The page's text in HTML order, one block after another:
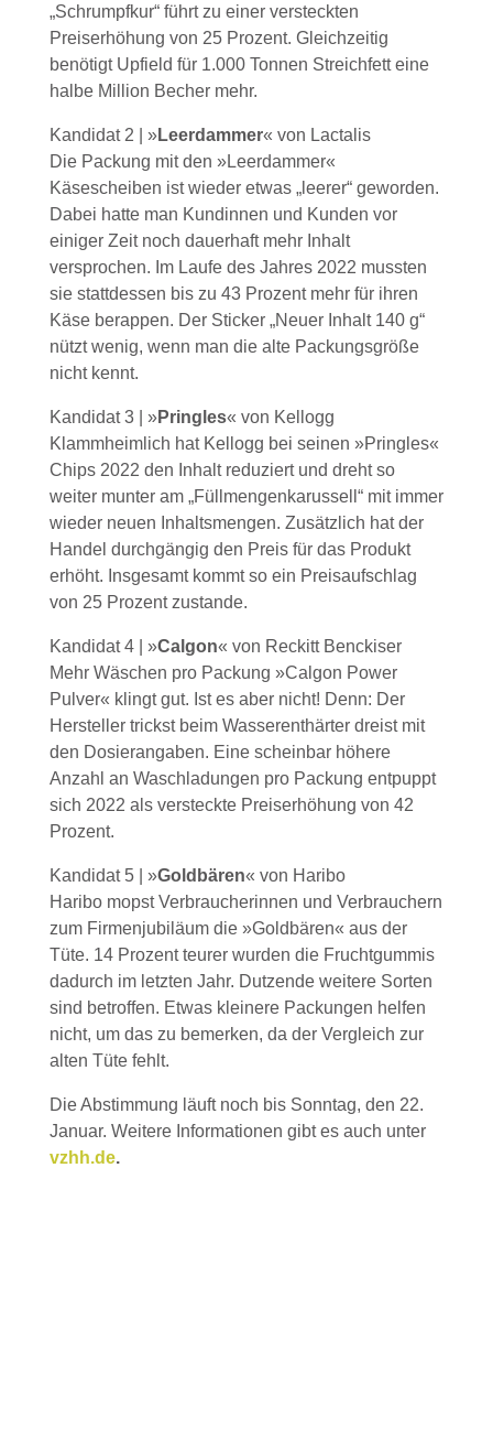
„Schrumpfkur“ führt zu einer versteckten
Preiserhöhung von 25 Prozent. Gleichzeitig
benötigt Upfield für 1.000 Tonnen Streichfett eine
halbe Million Becher mehr.
Kandidat 2 | »Leerdammer« von Lactalis
Die Packung mit den »Leerdammer«
Käsescheiben ist wieder etwas „leerer“ geworden.
Dabei hatte man Kundinnen und Kunden vor
einiger Zeit noch dauerhaft mehr Inhalt
versprochen. Im Laufe des Jahres 2022 mussten
sie stattdessen bis zu 43 Prozent mehr für ihren
Käse berappen. Der Sticker „Neuer Inhalt 140 g“
nützt wenig, wenn man die alte Packungsgröße
nicht kennt.
Kandidat 3 | »Pringles« von Kellogg
Klammheimlich hat Kellogg bei seinen »Pringles«
Chips 2022 den Inhalt reduziert und dreht so
weiter munter am „Füllmengenkarussell“ mit immer
wieder neuen Inhaltsmengen. Zusätzlich hat der
Handel durchgängig den Preis für das Produkt
erhöht. Insgesamt kommt so ein Preisaufschlag
von 25 Prozent zustande.
Kandidat 4 | »Calgon« von Reckitt Benckiser
Mehr Wäschen pro Packung »Calgon Power
Pulver« klingt gut. Ist es aber nicht! Denn: Der
Hersteller trickst beim Wasserenthärter dreist mit
den Dosierangaben. Eine scheinbar höhere
Anzahl an Waschladungen pro Packung entpuppt
sich 2022 als versteckte Preiserhöhung von 42
Prozent.
Kandidat 5 | »Goldbären« von Haribo
Haribo mopst Verbraucherinnen und Verbrauchern
zum Firmenjubiläum die »Goldbären« aus der
Tüte. 14 Prozent teurer wurden die Fruchtgummis
dadurch im letzten Jahr. Dutzende weitere Sorten
sind betroffen. Etwas kleinere Packungen helfen
nicht, um das zu bemerken, da der Vergleich zur
alten Tüte fehlt.
Die Abstimmung läuft noch bis Sonntag, den 22.
Januar. Weitere Informationen gibt es auch unter
vzhh.de.